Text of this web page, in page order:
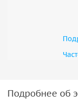
Подробнее об